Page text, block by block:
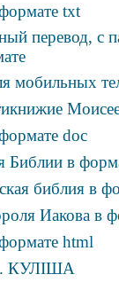
txt
перевод, с
мобильных
doc
Библии в
библия в
Иакова в
html
КУЛІША